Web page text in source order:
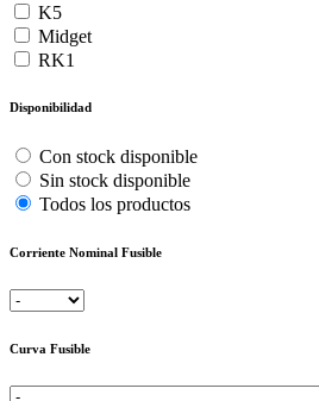
K5
Midget
RK1
Disponibilidad
Con stock disponible
Sin stock disponible
Todos los productos
Corriente Nominal Fusible
Curva Fusible